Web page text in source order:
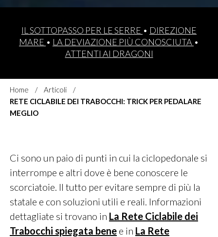
IL SOTTOPASSO PER LE SERRE • DIREZIONE
MARE • LA DEVIAZIONE PIÙ CONOSCIUTA •
ATTENTI AI DRAGONI
Home
Articoli
RETE CICLABILE DEI TRABOCCHI: TRICK PER PEDALARE
MEGLIO
Ci sono un paio di punti in cui la ciclopedonale si
interrompe e altri dove è bene conoscere le
scorciatoie. Il tutto per evitare sempre di più la
statale e con soluzioni utili e reali. Informazioni
dettagliate si trovano in La Rete Ciclabile dei
Trabocchi spiegata bene e in La Rete